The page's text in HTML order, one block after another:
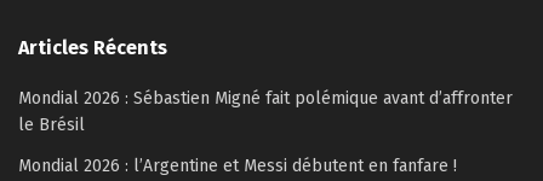
Articles Récents
Mondial 2026 : Sébastien Migné fait polémique avant d’affronter
le Brésil
Mondial 2026 : l’Argentine et Messi débutent en fanfare !